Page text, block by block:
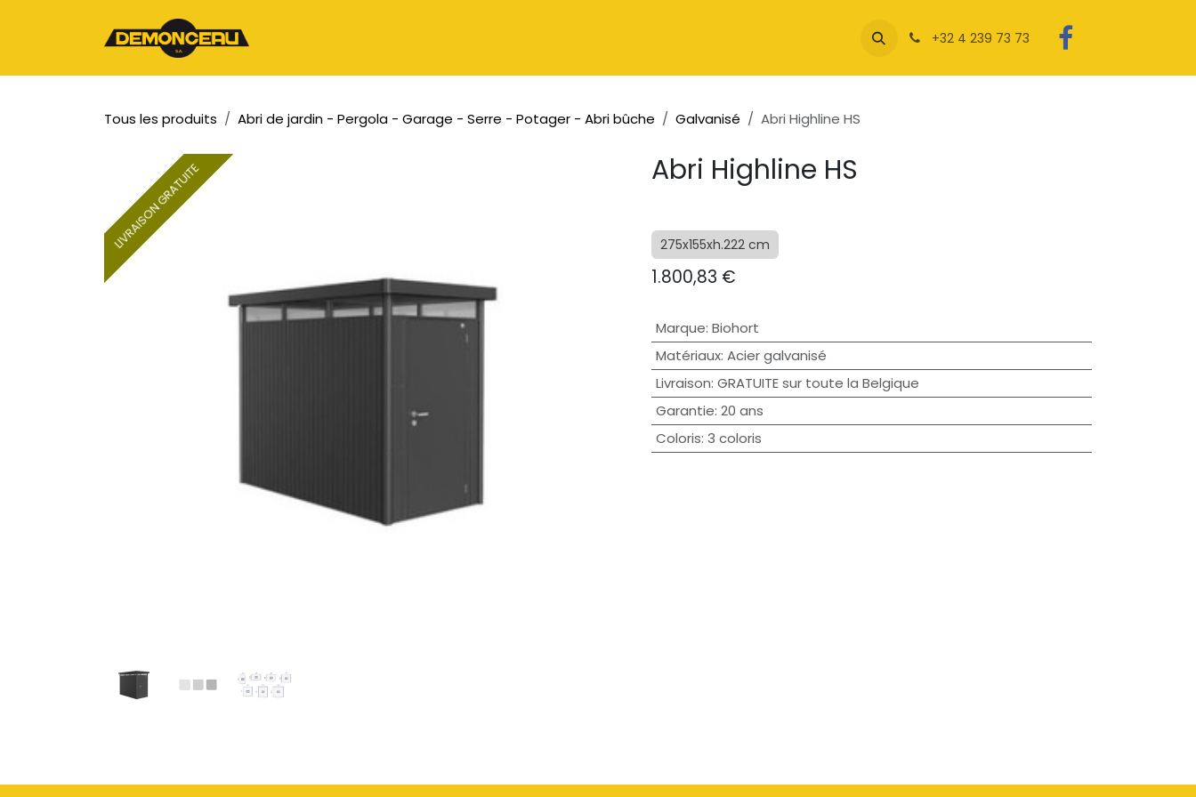
+32 4 239 73 73
Tous les produits Abri de jardin - Pergola - Garage - Serre - Potager - Abri bûche Galvanisé Abri Highline HS
LIVRAISON GRATUITE
LIVRAISON GRATUITE Abri Highline HS
275x155xh.222 cm
1.800,83 €
Marque: Biohort
Matériaux: Acier galvanisé
Livraison: GRATUITE sur toute la Belgique
Garantie: 20 ans
Coloris: 3 coloris